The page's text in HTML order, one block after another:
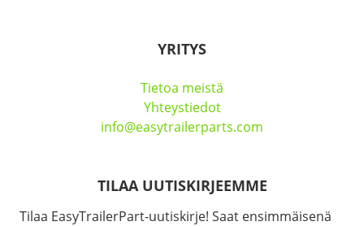
YRITYS
Tietoa meistä
Yhteystiedot
info@easytrailerparts.com
TILAA UUTISKIRJEEMME
Tilaa EasyTrailerPart-uutiskirje! Saat ensimmäisenä